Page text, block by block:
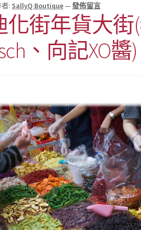
: SallyQ Boutique—發佈留言
化街年貨大
、向記XO醬)